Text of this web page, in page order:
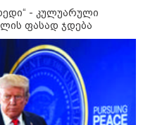
08-2026
ყალბი
იქმნება სოციალურ
არარსებული
საუბრობენ,
საქართველოში
გარემოა რუსი
- პრემიერი
08-2026
- კულუარული
ფასად ჯდება